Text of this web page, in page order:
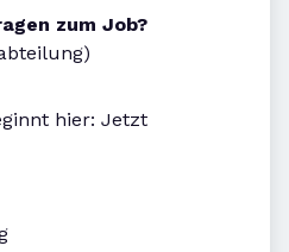
zum Job?
hier: Jetzt